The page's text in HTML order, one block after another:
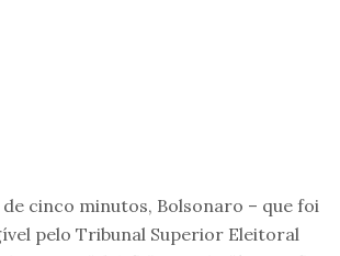
cinco minutos, Bolsonaro – que foi
pelo Tribunal Superior Eleitoral